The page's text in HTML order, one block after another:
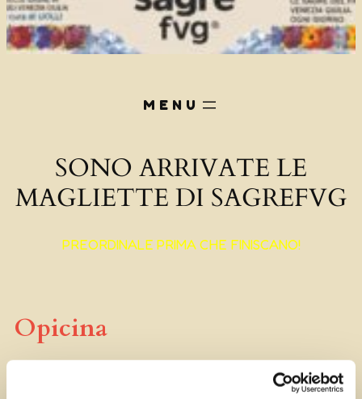
SONO ARRIVATE LE
MAGLIETTE DI SAGREFVG
PREORDINALE PRIMA CHE FINISCANO!
Opicina